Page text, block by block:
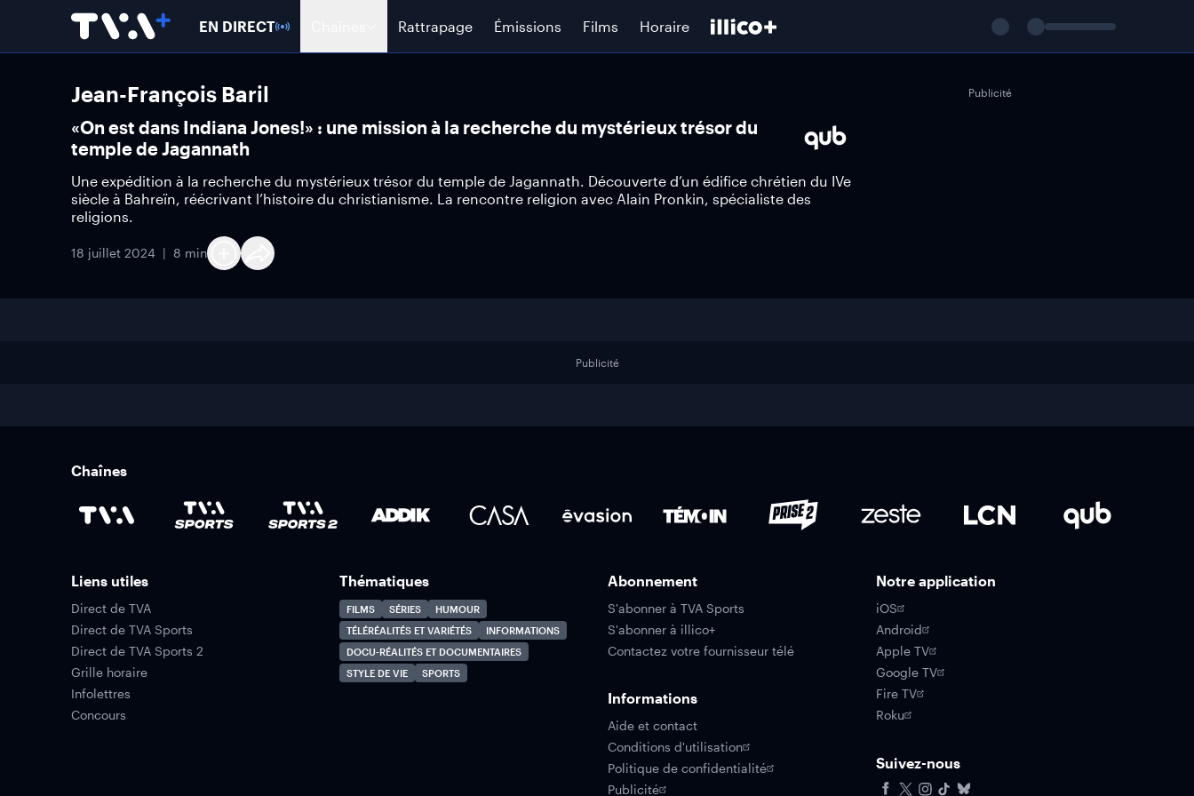
EN DIRECT Rattrapage Émissions Films Horaire
Jean-François Baril
«On est dans Indiana Jones!» : une mission à la recherche du mystérieux trésor du
temple de Jagannath
Une expédition à la recherche du mystérieux trésor du temple de Jagannath. Découverte d’un édifice chrétien du IVe
siècle à Bahreïn, réécrivant l’histoire du christianisme. La rencontre religion avec Alain Pronkin, spécialiste des
religions.
18 juillet 2024 8 min
Publicité
Publicité
Chaînes
Liens utiles
Direct de TVA
Direct de TVA Sports
Direct de TVA Sports 2
Grille horaire
Infolettres
Concours
Thématiques
FILMS SÉRIES
HUMOUR
TÉLÉRÉALITÉS ET VARIÉTÉS
INFORMATIONS
DOCU-RÉALITÉS ET DOCUMENTAIRES
STYLE DE VIE
SPORTS
Abonnement
S'abonner à TVA Sports
S'abonner à illico+
Contactez votre fournisseur télé
Informations
Aide et contact
Conditions d'utilisation
Politique de confidentialité
Publicité
Notre application
iOS
Android
Apple TV
Google TV
Fire TV
Roku
Suivez-nous